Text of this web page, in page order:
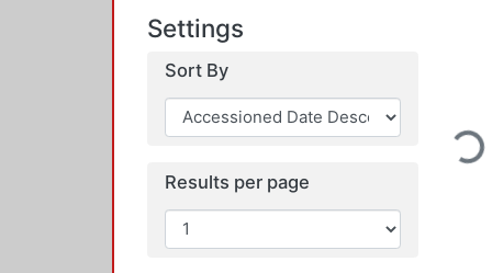
Settings
Sort By
Results per page Loading...